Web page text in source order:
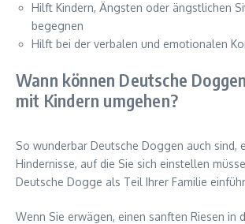
Hilft Kindern, Ängsten oder ängstlichen
begegnen
Hilft bei der verbalen und emotionalen
Wann können Deutsche
mit Kindern umgehen?
So wunderbar Deutsche Doggen auch sind,
Hindernisse, auf die Sie sich einstellen
Deutsche Dogge als Teil Ihrer Familie
Wenn Sie erwägen, einen sanften Riesen in